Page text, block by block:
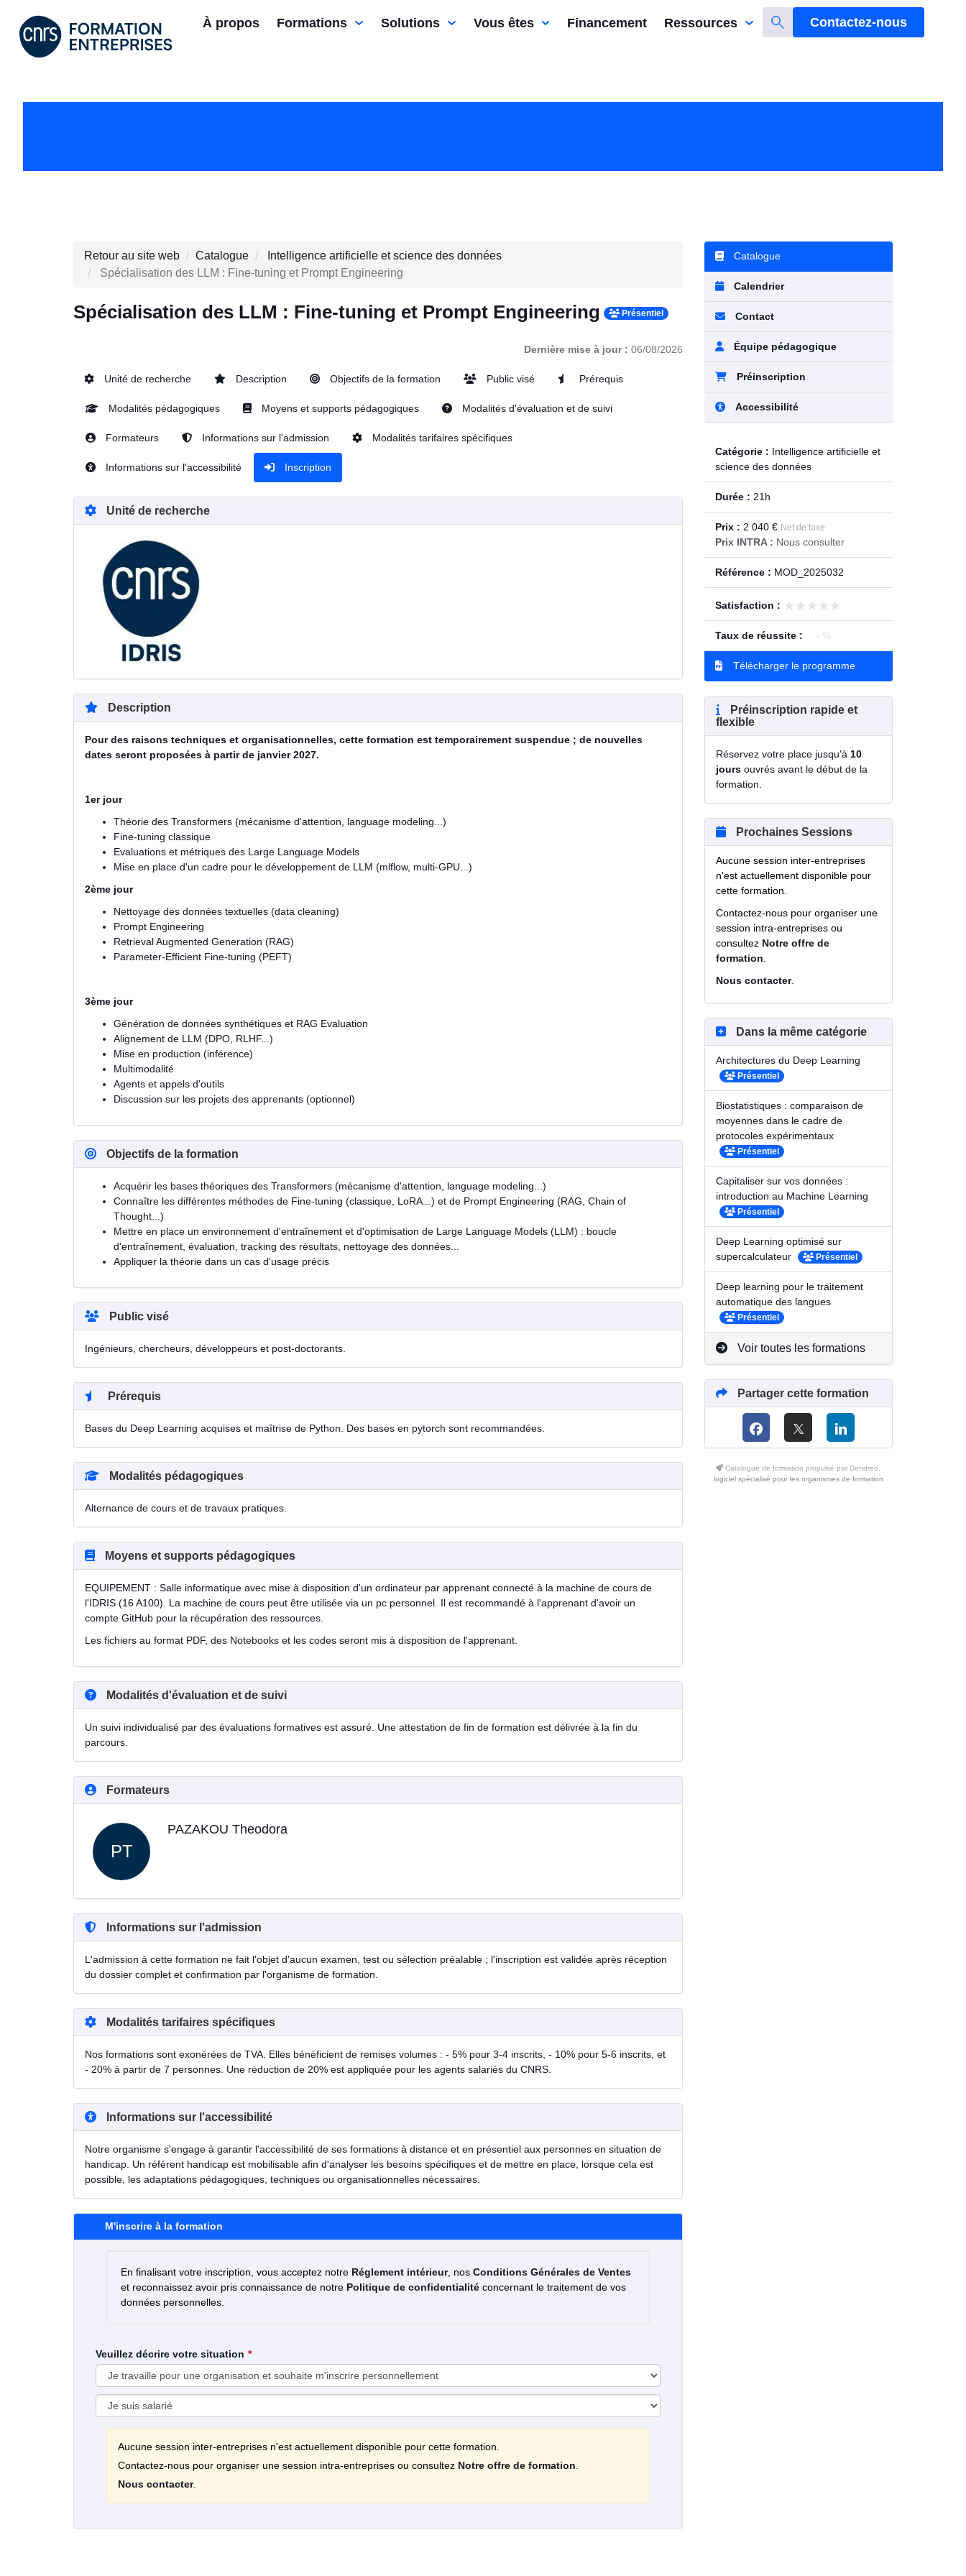
À propos Formations Solutions Vous êtes Financement Ressources Contactez-nous
Retour au site web Catalogue
Intelligence artificielle et science des données
Spécialisation des LLM : Fine-tuning et Prompt Engineering
Spécialisation des LLM : Fine-tuning et Prompt Engineering Présentiel
Dernière mise à jour : 06/08/2026
Unité de recherche Description Objectifs de la formation Public visé Prérequis
Modalités pédagogiques Moyens et supports pédagogiques Modalités d'évaluation et de suivi
Formateurs Informations sur l'admission Modalités tarifaires spécifiques
Informations sur l'accessibilité Inscription
Unité de recherche
Description
Pour des raisons techniques et organisationnelles, cette formation est temporairement suspendue ; de nouvelles
dates seront proposées à partir de janvier 2027.
1er jour
Théorie des Transformers (mécanisme d'attention, language modeling...)
Fine-tuning classique
Evaluations et métriques des Large Language Models
Mise en place d'un cadre pour le développement de LLM (mlflow, multi-GPU...)
2ème jour
Nettoyage des données textuelles (data cleaning)
Prompt Engineering
Retrieval Augmented Generation (RAG)
Parameter-Efficient Fine-tuning (PEFT)
3ème jour
Génération de données synthétiques et RAG Evaluation
Alignement de LLM (DPO, RLHF...)
Mise en production (inférence)
Multimodalité
Agents et appels d'outils
Discussion sur les projets des apprenants (optionnel)
Objectifs de la formation
Acquérir les bases théoriques des Transformers (mécanisme d'attention, language modeling...)
Connaître les différentes méthodes de Fine-tuning (classique, LoRA...) et de Prompt Engineering (RAG, Chain of
Thought...)
Mettre en place un environnement d'entraînement et d'optimisation de Large Language Models (LLM) : boucle
d'entraînement, évaluation, tracking des résultats, nettoyage des données...
Appliquer la théorie dans un cas d'usage précis
Public visé
Ingénieurs, chercheurs, développeurs et post-doctorants.
Prérequis
Bases du Deep Learning acquises et maîtrise de Python. Des bases en pytorch sont recommandées.
Modalités pédagogiques
Alternance de cours et de travaux pratiques.
Moyens et supports pédagogiques
EQUIPEMENT : Salle informatique avec mise à disposition d'un ordinateur par apprenant connecté à la machine de cours de
l'IDRIS (16 A100). La machine de cours peut être utilisée via un pc personnel. Il est recommandé à l'apprenant d'avoir un
compte GitHub pour la récupération des ressources.
Les fichiers au format PDF, des Notebooks et les codes seront mis à disposition de l'apprenant.
Modalités d'évaluation et de suivi
Un suivi individualisé par des évaluations formatives est assuré. Une attestation de fin de formation est délivrée à la fin du
parcours.
Formateurs
PT
PAZAKOU Theodora
Informations sur l'admission
L'admission à cette formation ne fait l'objet d'aucun examen, test ou sélection préalable ; l'inscription est validée après réception
du dossier complet et confirmation par l'organisme de formation.
Modalités tarifaires spécifiques
Nos formations sont exonérées de TVA. Elles bénéficient de remises volumes : - 5% pour 3-4 inscrits, - 10% pour 5-6 inscrits, et
- 20% à partir de 7 personnes. Une réduction de 20% est appliquée pour les agents salariés du CNRS.
Informations sur l'accessibilité
Notre organisme s'engage à garantir l'accessibilité de ses formations à distance et en présentiel aux personnes en situation de
handicap. Un référent handicap est mobilisable afin d'analyser les besoins spécifiques et de mettre en place, lorsque cela est
possible, les adaptations pédagogiques, techniques ou organisationnelles nécessaires.
M'inscrire à la formation
En finalisant votre inscription, vous acceptez notre Réglement intérieur, nos Conditions Générales de Ventes
et reconnaissez avoir pris connaissance de notre Politique de confidentialité concernant le traitement de vos
données personnelles.
Veuillez décrire votre situation
Aucune session inter-entreprises n'est actuellement disponible pour cette formation.
Contactez-nous pour organiser une session intra-entreprises ou consultez Notre offre de formation
Nous contacter.
Catalogue
Calendrier
Contact
Équipe pédagogique
Préinscription
Accessibilité
Catégorie : Intelligence artificielle et
science des données
Durée : 21h
Prix : 2 040 € Net de taxe
Prix INTRA : Nous consulter
Référence : MOD_2025032
Satisfaction : ★★★★★
★★★★★
Taux de réussite : - %
Télécharger le programme
Préinscription rapide et
flexible
Réservez votre place jusqu'à 10
joursouvrés avant le début de la
formation.
Prochaines Sessions
Aucune session inter-entreprises
n'est actuellement disponible pour
cette formation.
Contactez-nous pour organiser une
session intra-entreprises ou
consultez Notre offre de
formation
Nous contacter.
Dans la même catégorie
Architectures du Deep Learning
Présentiel
Biostatistiques : comparaison de
moyennes dans le cadre de
protocoles expérimentaux
Présentiel
Capitaliser sur vos données :
introduction au Machine Learning
Présentiel
Deep Learning optimisé sur
supercalculateur
Présentiel
Deep learning pour le traitement
automatique des langues
Présentiel
Voir toutes les formations
Partager cette formation
Catalogue de formation propulsé par Dendreo,
logiciel spécialisé pour les organismes de formation